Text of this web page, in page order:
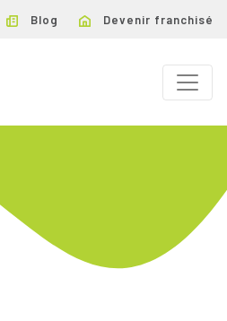
Blog Devenir franchisé